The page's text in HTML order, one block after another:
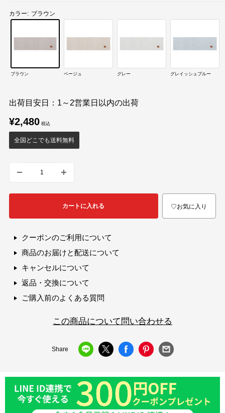
カラー: ブラウン
ブラウン ベージュ グレー グレイッシュブルー
出荷目安日：1～2営業日以内の出荷
販
売
価
格
¥2,480
全国どこでも送料無料
カートに入れる ♡お気に入り
クーポンのご利用について
商品のお届けと配送について
キャンセルについて
返品・交換について
ご購入前のよくある質問
この商品について問い合わせる
Share